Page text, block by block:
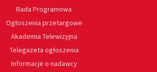
Rada Programowa
Ogłoszenia przetargowe
Akademia Telewizyjna
Telegazeta ogłoszenia
Informacje o nadawcy